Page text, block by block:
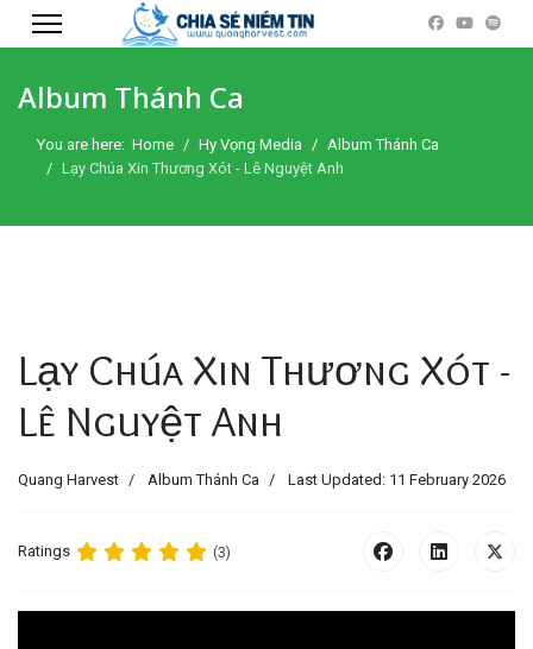
Album Thánh Ca
You are here: Home Hy Vọng Media
Album Thánh Ca
Lạy Chúa Xin Thương Xót - Lê Nguyệt Anh
Lạy Chúa Xin Thương Xót -
Lê Nguyệt Anh
Quang Harvest Album Thánh Ca Last Updated: 11 February 2026
Ratings (3)